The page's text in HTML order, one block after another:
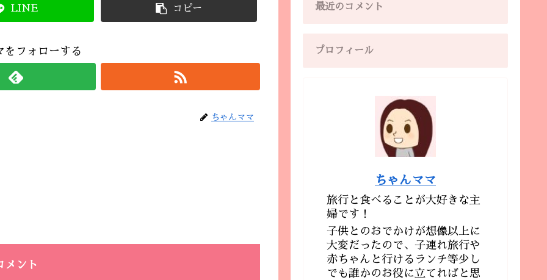
LINE コピー
をフォローする
ちゃんママ
メント
最近のコメント
プロフィール
ちゃんママ
旅行と食べることが大好きな主
婦です！
子供とのおでかけが想像以上に
大変だったので、子連れ旅行や
赤ちゃんと行けるランチ等少し
でも誰かのお役に立てればと思